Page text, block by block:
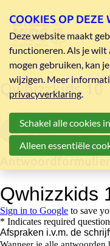
Qwhizzkids 10
vragenreeks
COOKIES OP DEZE
Deze website maakt
functioneren. Als je wilt
mogen gebruiken, kan
wijzigen. Meer
privacyverklaring.
Schakel alle cookies in
Alleen essentiële